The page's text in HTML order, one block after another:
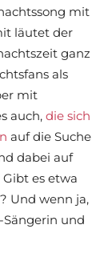
mit
läutet der
ganz
als
mit
auch, die sich
auf die Suche
dabei auf
es etwa
Und wenn ja,
und